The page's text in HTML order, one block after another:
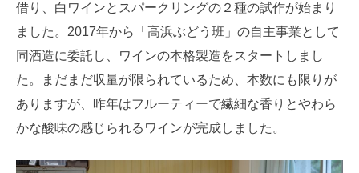
借り、白ワインとスパークリングの２種の試作が始まり
ました。2017年から「高浜ぶどう班」の自主事業として
同酒造に委託し、ワインの本格製造をスタートしまし
た。まだまだ収量が限られているため、本数にも限りが
ありますが、昨年はフルーティーで繊細な香りとやわら
かな酸味の感じられるワインが完成しました。